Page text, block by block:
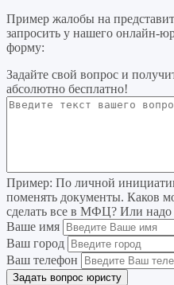
Пример жалобы на
запросить у нашего онлайн-
форму:
Задайте свой вопрос и
абсолютно бесплатно!
Пример: По личной
поменять документы. Каков
сделать все в МФЦ? Или
Ваше имя
Ваш город
Ваш телефон